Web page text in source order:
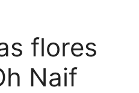
flores
Naif